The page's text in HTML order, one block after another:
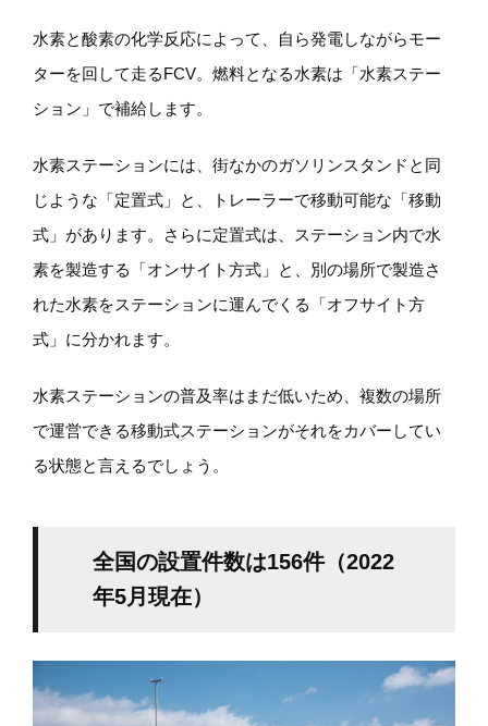
水素と酸素の化学反応によって、自ら発電しながらモー
ターを回して走るFCV。燃料となる水素は「水素ステー
ション」で補給します。
水素ステーションには、街なかのガソリンスタンドと同
じような「定置式」と、トレーラーで移動可能な「移動
式」があります。さらに定置式は、ステーション内で水
素を製造する「オンサイト方式」と、別の場所で製造さ
れた水素をステーションに運んでくる「オフサイト方
式」に分かれます。
水素ステーションの普及率はまだ低いため、複数の場所
で運営できる移動式ステーションがそれをカバーしてい
る状態と言えるでしょう。
全国の設置件数は156件（2022
年5月現在）